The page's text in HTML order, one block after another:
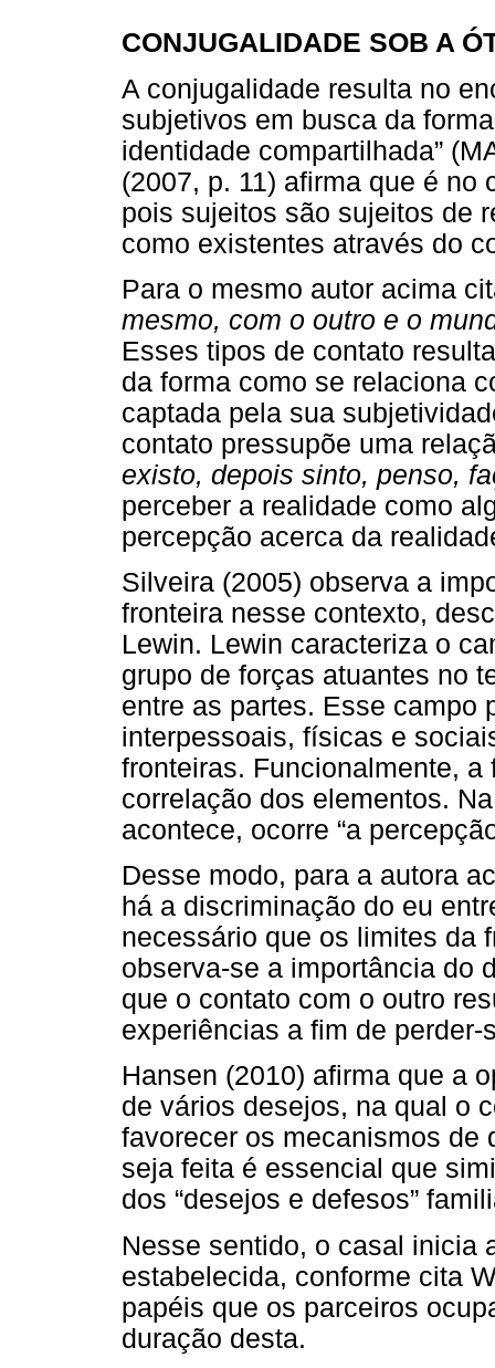
CONJUGALIDADE SOB A
A conjugalidade resulta no
subjetivos em busca da
identidade compartilhada”
(2007, p. 11) afirma que é
pois sujeitos são sujeitos de
como existentes através do
Para o mesmo autor acima
mesmo, com o outro e o
Esses tipos de contato
da forma como se relaciona
captada pela sua
contato pressupõe uma
existo, depois sinto, penso,
perceber a realidade como
percepção acerca da
Silveira (2005) observa a
fronteira nesse contexto,
Lewin. Lewin caracteriza o
grupo de forças atuantes no
entre as partes. Esse campo
interpessoais, físicas e
fronteiras. Funcionalmente,
correlação dos elementos.
acontece, ocorre “a
Desse modo, para a autora
há a discriminação do eu
necessário que os limites da
observa-se a importância do
que o contato com o outro
experiências a fim de perder-
Hansen (2010) afirma que a
de vários desejos, na qual o
favorecer os mecanismos de
seja feita é essencial que
dos “desejos e defesos”
Nesse sentido, o casal inicia
estabelecida, conforme cita
papéis que os parceiros
duração desta.